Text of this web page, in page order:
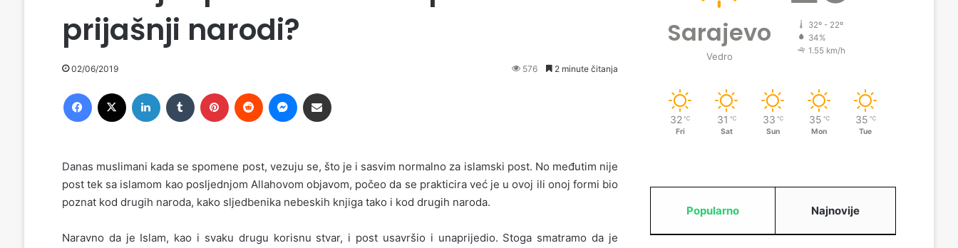
prijašnji narodi?
02/06/2019 576 2 minute čitanja
Danas muslimani kada se spomene post, vezuju se, što je i sasvim normalno za islamski post. No međutim nije
post tek sa islamom kao posljednjom Allahovom objavom, počeo da se prakticira već je u ovoj ili onoj formi bio
poznat kod drugih naroda, kako sljedbenika nebeskih knjiga tako i kod drugih naroda.
Naravno da je Islam, kao i svaku drugu korisnu stvar, i post usavršio i unaprijedio. Stoga smatramo da je
Sarajevo
Vedro
32º - 22º
34%
1.55 km/h
32 ℃
Fri
31 ℃
Sat
33 ℃
Sun
35 ℃
Mon
35 ℃
Tue
Popularno Najnovije